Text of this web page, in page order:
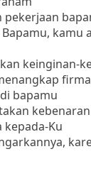
pekerjaan
Bapamu, kamu
keinginan-
bapamu
kepada-Ku